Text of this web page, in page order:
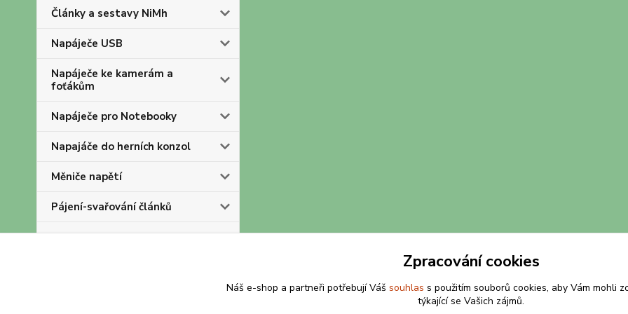
Články a sestavy NiMh
Napáječe USB
Napáječe ke kamerám a
foťákům
Napáječe pro Notebooky
Napajáče do herních konzol
Měniče napětí
Pájení-svařování článků
OLD
Zpracování cookies
Náš e-shop a partneři potřebují Váš souhlas s použitím souborů cookies, aby Vám mohli
týkající se Vašich zájmů.